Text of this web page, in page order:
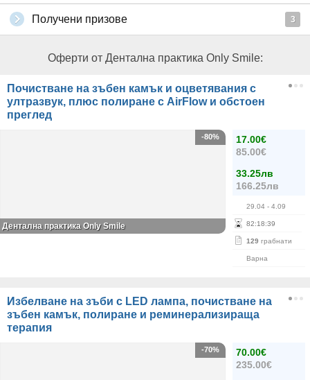
Получени призове 3
Оферти от Дентална практика Only Smile:
Почистване на зъбен камък и оцветявания с
ултразвук, плюс полиране с AirFlow и обстоен
преглед
17.00€
85.00€
33.25лв
166.25лв
29.04 - 4.09
82:18:39
129 грабнати
Варна
-80%
Дентална практика Only Smile
Избелване на зъби с LED лампа, почистване на
зъбен камък, полиране и реминерализираща
терапия
70.00€
235.00€
-70%